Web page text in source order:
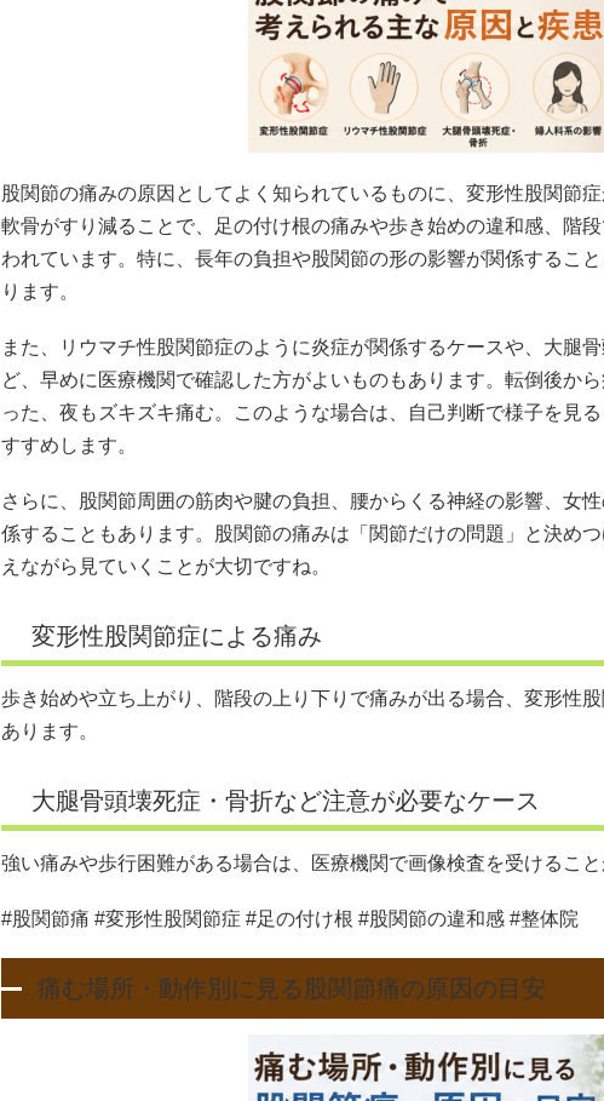
股関節の痛みの原因としてよく知られているものに、変形性股関節
軟骨がすり減ることで、足の付け根の痛みや歩き始めの違和感、階
われています。特に、長年の負担や股関節の形の影響が関係するこ
ります。
また、リウマチ性股関節症のように炎症が関係するケースや、大腿
ど、早めに医療機関で確認した方がよいものもあります。転倒後か
った、夜もズキズキ痛む。このような場合は、自己判断で様子を見
すすめします。
さらに、股関節周囲の筋肉や腱の負担、腰からくる神経の影響、女
係することもあります。股関節の痛みは「関節だけの問題」と決め
えながら見ていくことが大切ですね。
変形性股関節症による痛み
歩き始めや立ち上がり、階段の上り下りで痛みが出る場合、変形性
あります。
大腿骨頭壊死症・骨折など注意が必要なケース
強い痛みや歩行困難がある場合は、医療機関で画像検査を受けること
#股関節痛 #変形性股関節症 #足の付け根 #股関節の違和感 #整体院
痛む場所・動作別に見る股関節痛の原因の目安